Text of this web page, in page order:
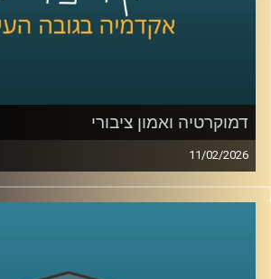
דמוקרטיה ואמון ציבורי
11/02/2026
היום אנחנו נוגעים באחת השאלות הכי
זה בעצם אמון ציבורי, למה הוא כל כך